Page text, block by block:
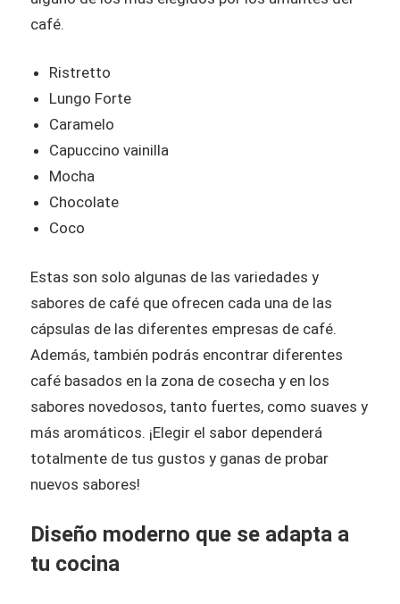
café.
Ristretto
Lungo Forte
Caramelo
Capuccino vainilla
Mocha
Chocolate
Coco
Estas son solo algunas de las variedades y
sabores de café que ofrecen cada una de las
cápsulas de las diferentes empresas de café.
Además, también podrás encontrar diferentes
café basados en la zona de cosecha y en los
sabores novedosos, tanto fuertes, como suaves y
más aromáticos. ¡Elegir el sabor dependerá
totalmente de tus gustos y ganas de probar
nuevos sabores!
Diseño moderno que se adapta a
tu cocina